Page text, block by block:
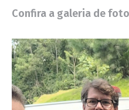
Confira a galeria de